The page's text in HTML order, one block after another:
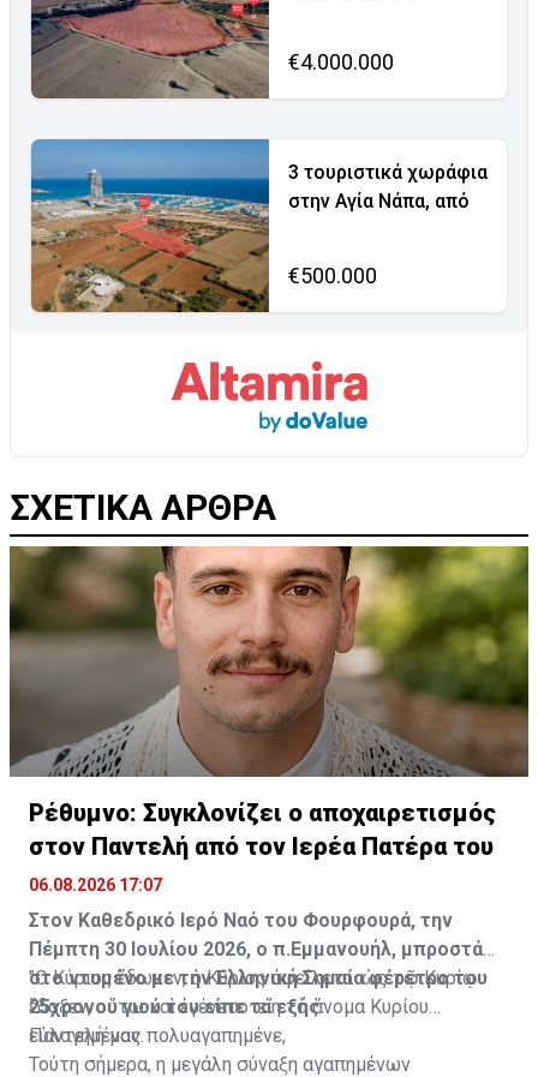
€4.000.000
3 τουριστικά χωράφια
στην Αγία Νάπα, από
€500.000
ΣΧΕΤΙΚΑ ΑΡΘΡΑ
Ρέθυμνο: Συγκλονίζει ο αποχαιρετισμός
στον Παντελή από τον Ιερέα Πατέρα του
06.08.2026 17:07
Στον Καθεδρικό Ιερό Ναό του Φουρφουρά, την
Πέμπτη 30 Ιουλίου 2026, ο π.Εμμανουήλ, μπροστά
στο ντυμένο με την Ελληνική Σημαία φέρετρο του
25χρονου γιού του είπε τα εξής:
"Ο Κύριος ἔδωκεν, ὁ Κύριος ἀφείλετο· ὡς τῷ Κυρίῳ
ἔδοξεν, οὕτω καὶ ἐγένετο· εἴη τὸ ὄνομα Κυρίου
εὐλογημένον.
Παντελή μας πολυαγαπημένε,
Τούτη σήμερα, η μεγάλη σύναξη αγαπημένων